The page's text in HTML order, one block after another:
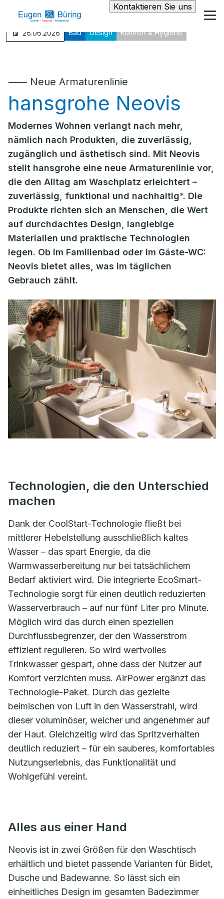
Kontaktieren Sie uns
26.06.2026 Bad Design Komfort & Hygiene
⸺ Neue Armaturenlinie
hansgrohe Neovis
Modernes Wohnen verlangt nach mehr,
nämlich nach Produkten, die zuverlässig,
zugänglich und ästhetisch sind. Mit Neovis
stellt hansgrohe eine neue Armaturenlinie vor,
die den Alltag am Waschplatz erleichtert –
zuverlässig, funktional und nachhaltig*. Die
Produkte richten sich an Menschen, die Wert
auf durchdachtes Design, langlebige
Materialien und praktische Technologien
legen. Ob im Familienbad oder im Gäste-WC:
Neovis bietet alles, was im täglichen
Gebrauch zählt.
Technologien, die den Unterschied
machen
Dank der CoolStart-Technologie fließt bei
mittlerer Hebelstellung ausschließlich kaltes
Wasser – das spart Energie, da die
Warmwasserbereitung nur bei tatsächlichem
Bedarf aktiviert wird. Die integrierte EcoSmart-
Technologie sorgt für einen deutlich reduzierten
Wasserverbrauch – auf nur fünf Liter pro Minute.
Möglich wird das durch einen speziellen
Durchflussbegrenzer, der den Wasserstrom
effizient regulieren. So wird wertvolles
Trinkwasser gespart, ohne dass der Nutzer auf
Komfort verzichten muss. AirPower ergänzt das
Technologie-Paket. Durch das gezielte
beimischen von Luft in den Wasserstrahl, wird
dieser voluminöser, weicher und angenehmer auf
der Haut. Gleichzeitig wird das Spritzverhalten
deutlich reduziert – für ein sauberes, komfortables
Nutzungserlebnis, das Funktionalität und
Wohlgefühl vereint.
Alles aus einer Hand
Neovis ist in zwei Größen für den Waschtisch
erhältlich und bietet passende Varianten für Bidet,
Dusche und Badewanne. So lässt sich ein
einheitliches Design im gesamten Badezimmer